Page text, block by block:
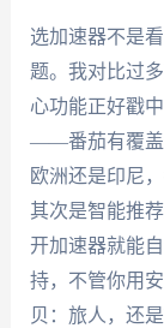
选加速器不是
题。我对比过
心功能正好戳
——番茄有覆盖
欧洲还是印尼
其次是智能推
开加速器就能
持，不管你用
贝：旅人，还